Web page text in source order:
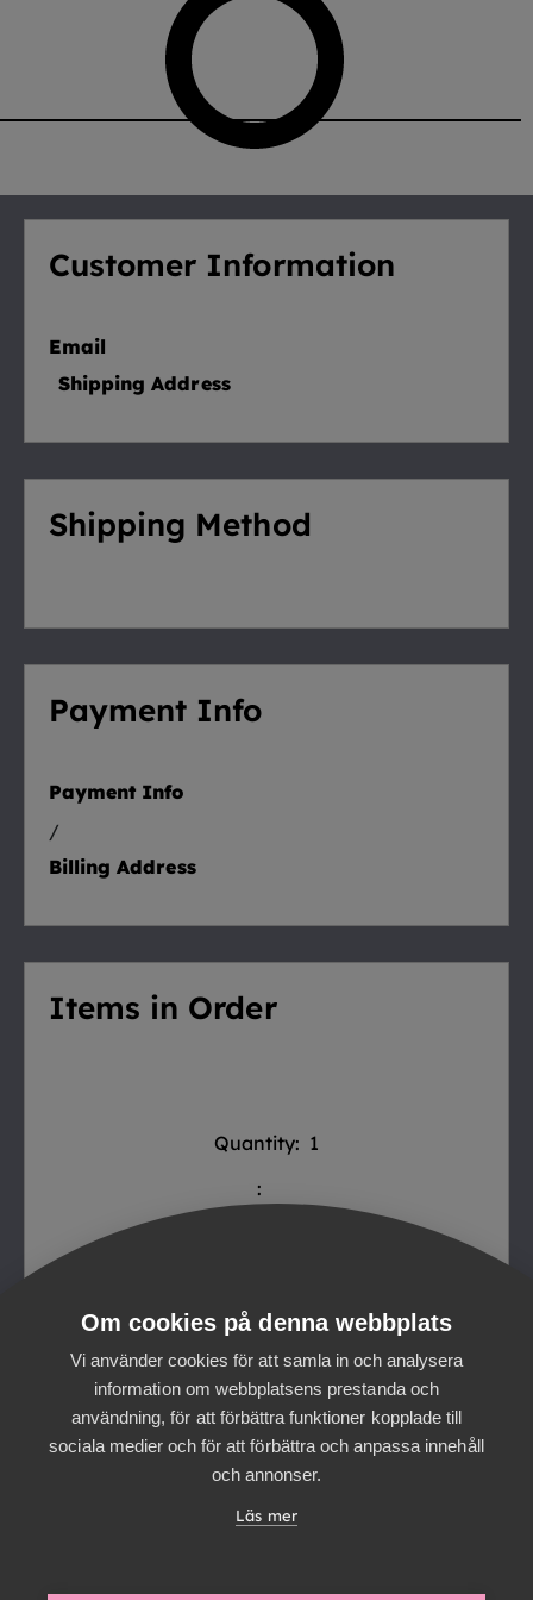
Order Confirmation
Customer Information
Email
Shipping Address
Shipping Method
Payment Info
Payment Info
/
Billing Address
Items in Order
1
:
Order Summary
Om cookies på denna webbplats
Vi använder cookies för att samla in och analysera
information om webbplatsens prestanda och
användning, för att förbättra funktioner kopplade till
sociala medier och för att förbättra och anpassa innehåll
och annonser.
Läs mer